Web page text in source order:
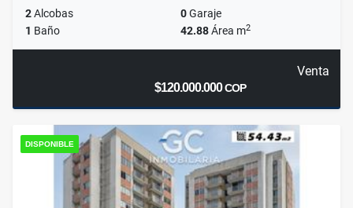
2Alcobas 0Garaje
1 Baño 42.88Área m2
Venta
$120.000.000COP
DISPONIBLE